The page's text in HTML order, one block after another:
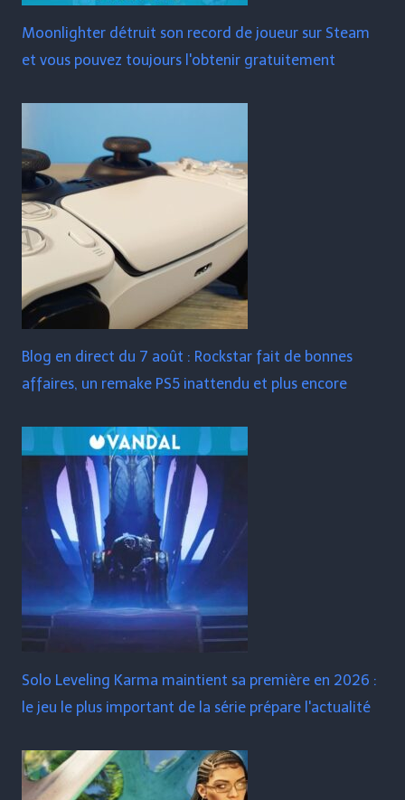
Moonlighter détruit son record de joueur sur Steam
et vous pouvez toujours l'obtenir gratuitement
Blog en direct du 7 août : Rockstar fait de bonnes
affaires, un remake PS5 inattendu et plus encore
Solo Leveling Karma maintient sa première en 2026 :
le jeu le plus important de la série prépare l'actualité